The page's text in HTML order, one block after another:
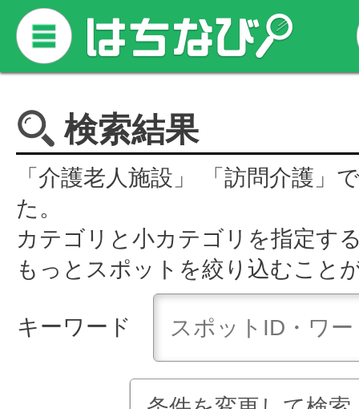
検索結果
「介護老人施設」 「訪問介護」
た。
カテゴリと小カテゴリを指定す
もっとスポットを絞り込むこと
キーワード